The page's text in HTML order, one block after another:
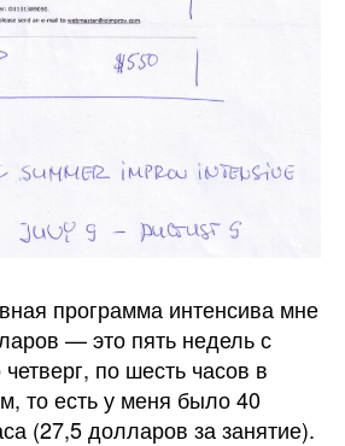
программа интенсива мне
— это пять недель с
по шесть часов в
то есть у меня было 40
(27,5 долларов за занятие).